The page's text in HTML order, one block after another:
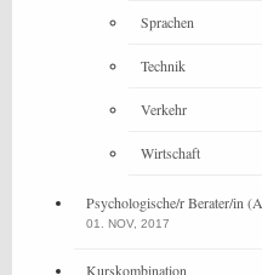
Sprachen
Technik
Verkehr
Wirtschaft
Psychologische/r Berater/in
01. NOV, 2017
Kurskombination